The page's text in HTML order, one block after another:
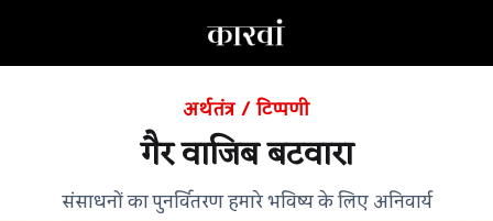
अर्थतंत्र/टिप्पणी
गैर वाजिब बटवारा
संसाधनों का पुनर्वितरण हमारे भविष्य के लिए अनिवार्य